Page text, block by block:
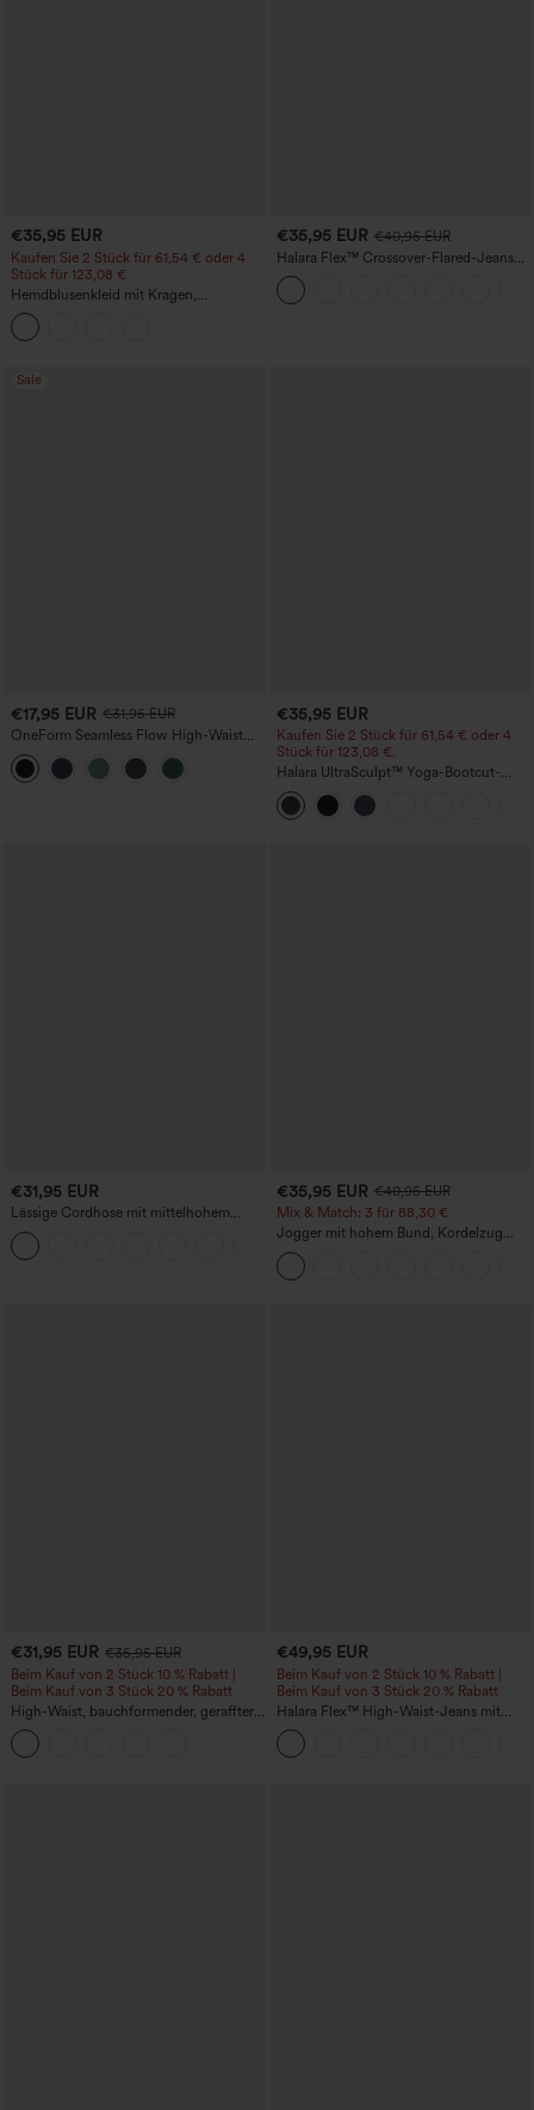
€35,95 EUR
Kaufen Sie 2 Stück für 61,54 € oder 4
Stück für 123,08 €.
Hemdblusenkleid mit Kragen,
Kappenärmeln, Taillengürtel,
geschwungenem Schlitzsaum, Midi-
Länge und Taschen
€35,95 EUR €40,95 EUR
Halara Flex™ Crossover-Flared-Jeans
aus elastischem Strick-Denim mit
hohem Bund und mehreren Taschen
Sale
€17,95 EUR €31,95 EUR
OneForm Seamless Flow High-Waist
Yogaleggings – nahtlos, mit hoher
Taille, bauchformend und mit
Hebeeffekt für den Po
€35,95 EUR
Kaufen Sie 2 Stück für 61,54 € oder 4
Stück für 123,08 €.
Halara UltraSculpt™ Yoga-Bootcut-
Leggings mit hoher Taille,
bauchformender Unterstützung und
Tasche
€31,95 EUR
Lässige Cordhose mit mittelhohem
Bund, Reißverschluss und Seitentaschen
€35,95 EUR €40,95 EUR
Mix & Match: 3 für 88,30 €
Jogger mit hohem Bund, Kordelzug
und Raffung, schmal zulaufend,
schnelltrocknend mit kühlendem Griff,
mit Taschen - UPF40+
€31,95 EUR €35,95 EUR
Beim Kauf von 2 Stück 10 % Rabatt |
Beim Kauf von 3 Stück 20 % Rabatt
High-Waist, bauchformender, geraffter
Midirock mit geschwungenem Saum, 2-
in-1 Fleece/PU, lässig
€49,95 EUR
Beim Kauf von 2 Stück 10 % Rabatt |
Beim Kauf von 3 Stück 20 % Rabatt
Halara Flex™ High-Waist-Jeans mit
Bauchkontrolle, weitem Bein und
Taschen